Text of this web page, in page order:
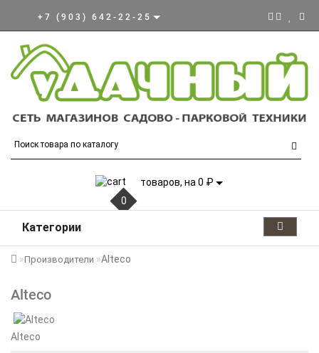
+7 (903) 642-22-25
0
товаров, на 0 ₽
Категории
Производители Alteco
Alteco
Alteco